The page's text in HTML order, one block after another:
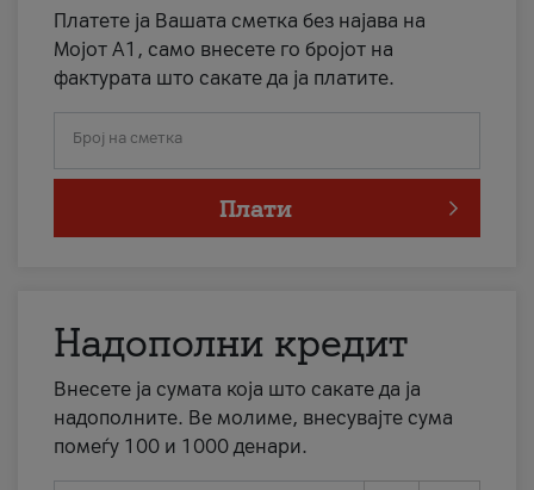
Платете ја Вашата сметка без најава на
Мојот А1, само внесете го бројот на
фактурата што сакате да ја платите.
Број на сметка
Плати
Надополни кредит
Внесете ја сумата која што сакате да ја
надополните. Ве молиме, внесувајте сума
помеѓу 100 и 1000 денари.